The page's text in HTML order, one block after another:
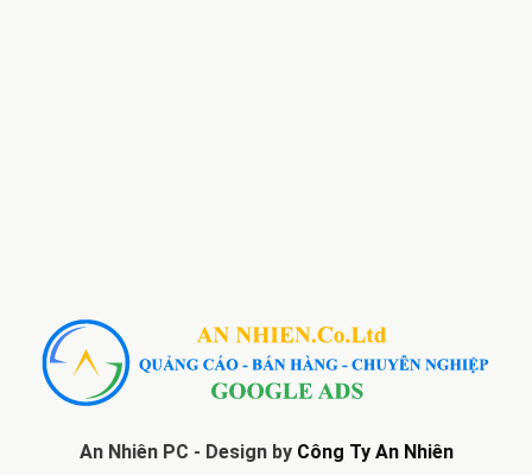
An Nhiên PC - Design by Công Ty An Nhiên